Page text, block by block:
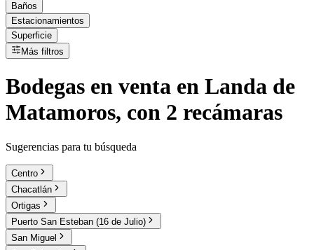
Baños
Estacionamientos
Superficie
Más filtros
Bodegas en venta en Landa de
Matamoros, con 2 recámaras
Sugerencias para tu búsqueda
Centro
Chacatlán
Ortigas
Puerto San Esteban (16 de Julio)
San Miguel